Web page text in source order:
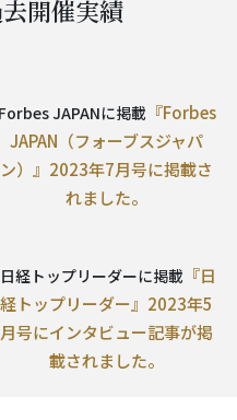
開催実績
Forbes JAPANに掲載 『Forbes
JAPAN（フォーブスジャパ
ン）』2023年7月号に掲載さ
れました。
日経トップリーダーに掲載 『日
経トップリーダー』2023年5
月号にインタビュー記事が掲
載されました。